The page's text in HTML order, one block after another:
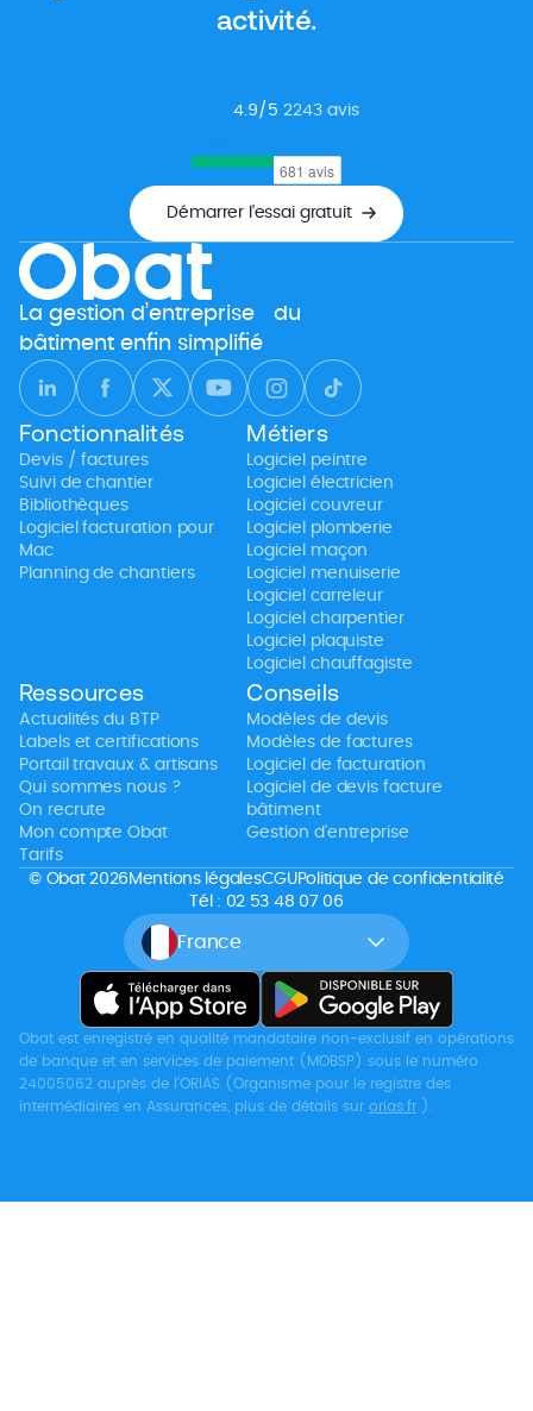
activité.
4.9 /5 2243 avis
Démarrer l’essai gratuit
La gestion d’entreprise du
bâtiment enfin simplifié
Fonctionnalités
Devis / factures
Suivi de chantier
Bibliothèques
Logiciel facturation pour
Mac
Planning de chantiers
Métiers
Logiciel peintre
Logiciel électricien
Logiciel couvreur
Logiciel plomberie
Logiciel maçon
Logiciel menuiserie
Logiciel carreleur
Logiciel charpentier
Logiciel plaquiste
Logiciel chauffagiste
Ressources
Actualités du BTP
Labels et certifications
Portail travaux & artisans
Qui sommes nous ?
On recrute
Mon compte Obat
Tarifs
Conseils
Modèles de devis
Modèles de factures
Logiciel de facturation
Logiciel de devis facture
bâtiment
Gestion d’entreprise
France
© Obat 2026 Mentions légalesCGUPolitique de confidentialité
Tél : 02 53 48 07 06
Obat est enregistré en qualité mandataire non-exclusif en opérations
de banque et en services de paiement (MOBSP) sous le numéro
24005062 auprès de l’ORIAS (Organisme pour le registre des
intermédiaires en Assurances, plus de détails sur orias.fr ).